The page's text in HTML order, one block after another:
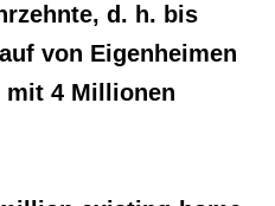
d. h. bis
von Eigenheimen
mit 4 Millionen